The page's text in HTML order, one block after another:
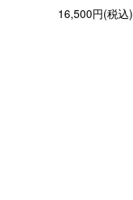
16,500円(税込)